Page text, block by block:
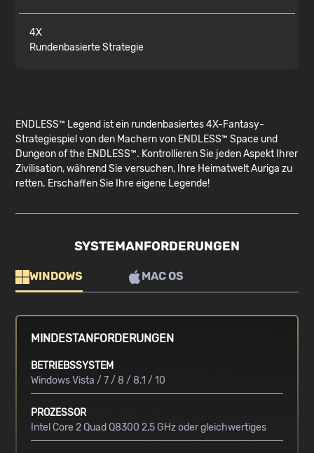
4X
Rundenbasierte Strategie
ENDLESS™ Legend ist ein rundenbasiertes 4X-Fantasy-
Strategiespiel von den Machern von ENDLESS™ Space und
Dungeon of the ENDLESS™. Kontrollieren Sie jeden Aspekt Ihrer
Zivilisation, während Sie versuchen, Ihre Heimatwelt Auriga zu
retten. Erschaffen Sie Ihre eigene Legende!
SYSTEMANFORDERUNGEN
WINDOWS MAC OS
MINDESTANFORDERUNGEN
BETRIEBSSYSTEM
Windows Vista / 7 / 8 / 8.1 / 10
PROZESSOR
Intel Core 2 Quad Q8300 2,5 GHz oder gleichwertiges